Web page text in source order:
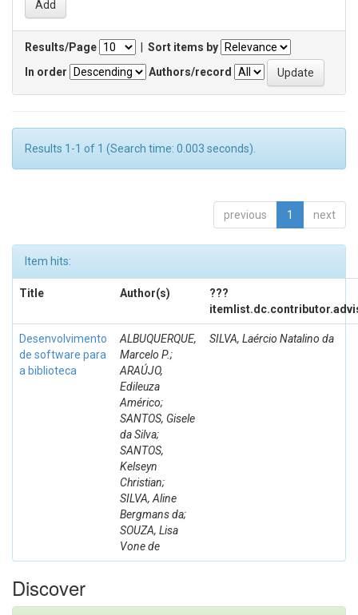
Results/Page
Sort items by
In order
Authors/record
Results 1-1 of 1 (Search time: 0.003 seconds).
previous 1 next
Item hits:
Title Author(s)
???
Desenvolvimento
de software para
a biblioteca
ALBUQUERQUE,
Marcelo P.;
ARAÚJO,
Edileuza
Américo;
SANTOS, Gisele
da Silva;
SANTOS,
Kelseyn
Christian;
SILVA, Aline
Bergmans da;
SOUZA, Lisa
Vone de
SILVA, Laércio Natalino da
Discover